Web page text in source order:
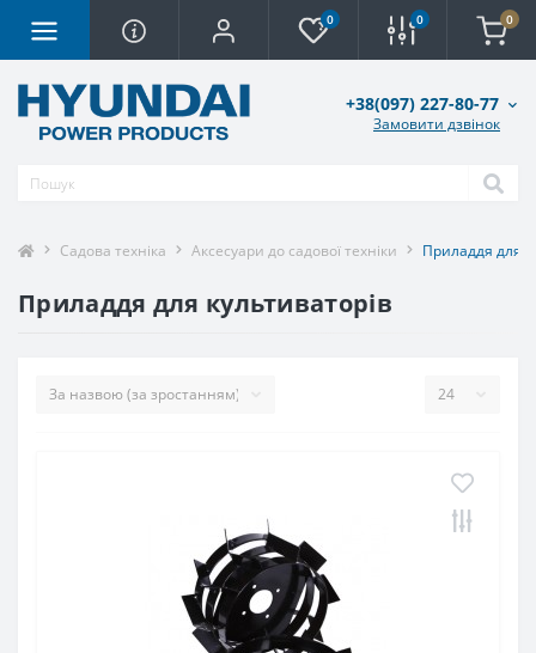
0 0 0
+38(097) 227-80-77
Замовити дзвінок
Садова техніка Аксесуари до садової техніки Приладдя для
Приладдя для культиваторів